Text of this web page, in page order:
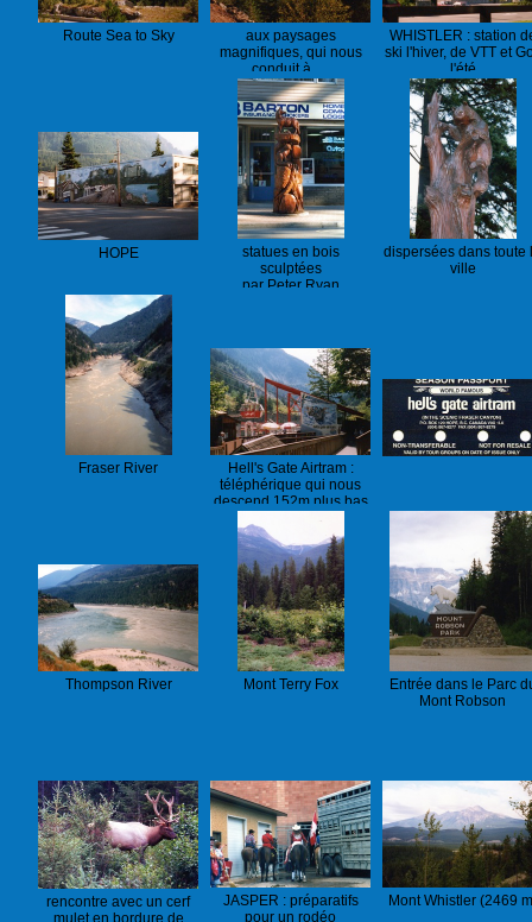
Route Sea to Sky
aux paysages
magnifiques, qui nous
conduit à …
WHISTLER : station
ski l'hiver, de VTT et
l'été
HOPE
statues en bois
sculptées
par Peter Ryan
dispersées dans toute
ville
Fraser River
Hell's Gate Airtram :
téléphérique qui nous
descend 152m plus bas
Thompson River Mont Terry Fox
Entrée dans le Parc
Mont Robson
rencontre avec un cerf
mulet en bordure de
JASPER : préparatifs
pour un rodéo
Mont Whistler (2469